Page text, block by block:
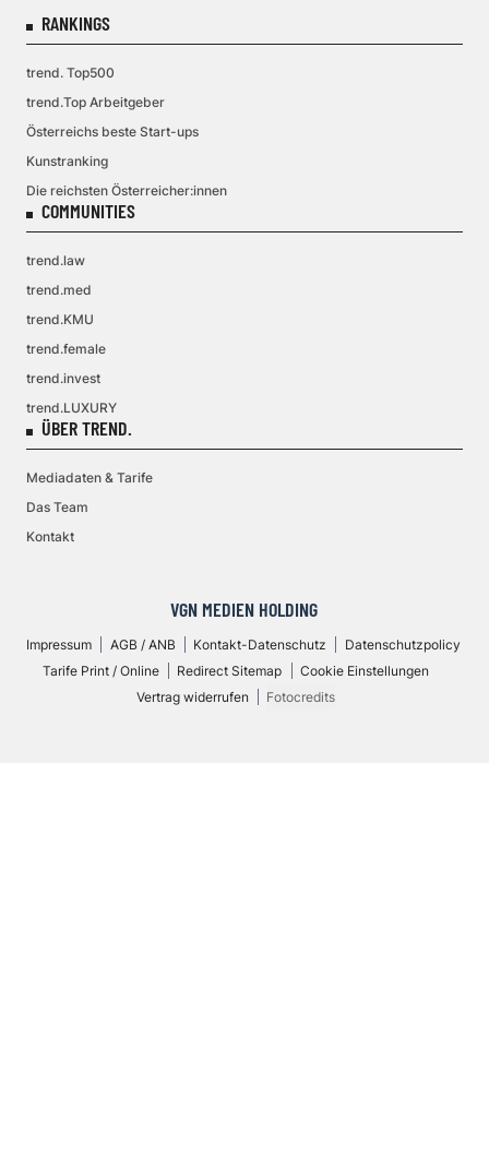
RANKINGS
trend. Top500
trend.Top Arbeitgeber
Österreichs beste Start-ups
Kunstranking
Die reichsten Österreicher:innen
COMMUNITIES
trend.law
trend.med
trend.KMU
trend.female
trend.invest
trend.LUXURY
ÜBER TREND.
Mediadaten & Tarife
Das Team
Kontakt
VGN MEDIEN HOLDING
Impressum AGB / ANB Kontakt-Datenschutz
Datenschutzpolicy
Tarife Print / Online
Redirect Sitemap
Cookie Einstellungen
Vertrag widerrufen
Fotocredits